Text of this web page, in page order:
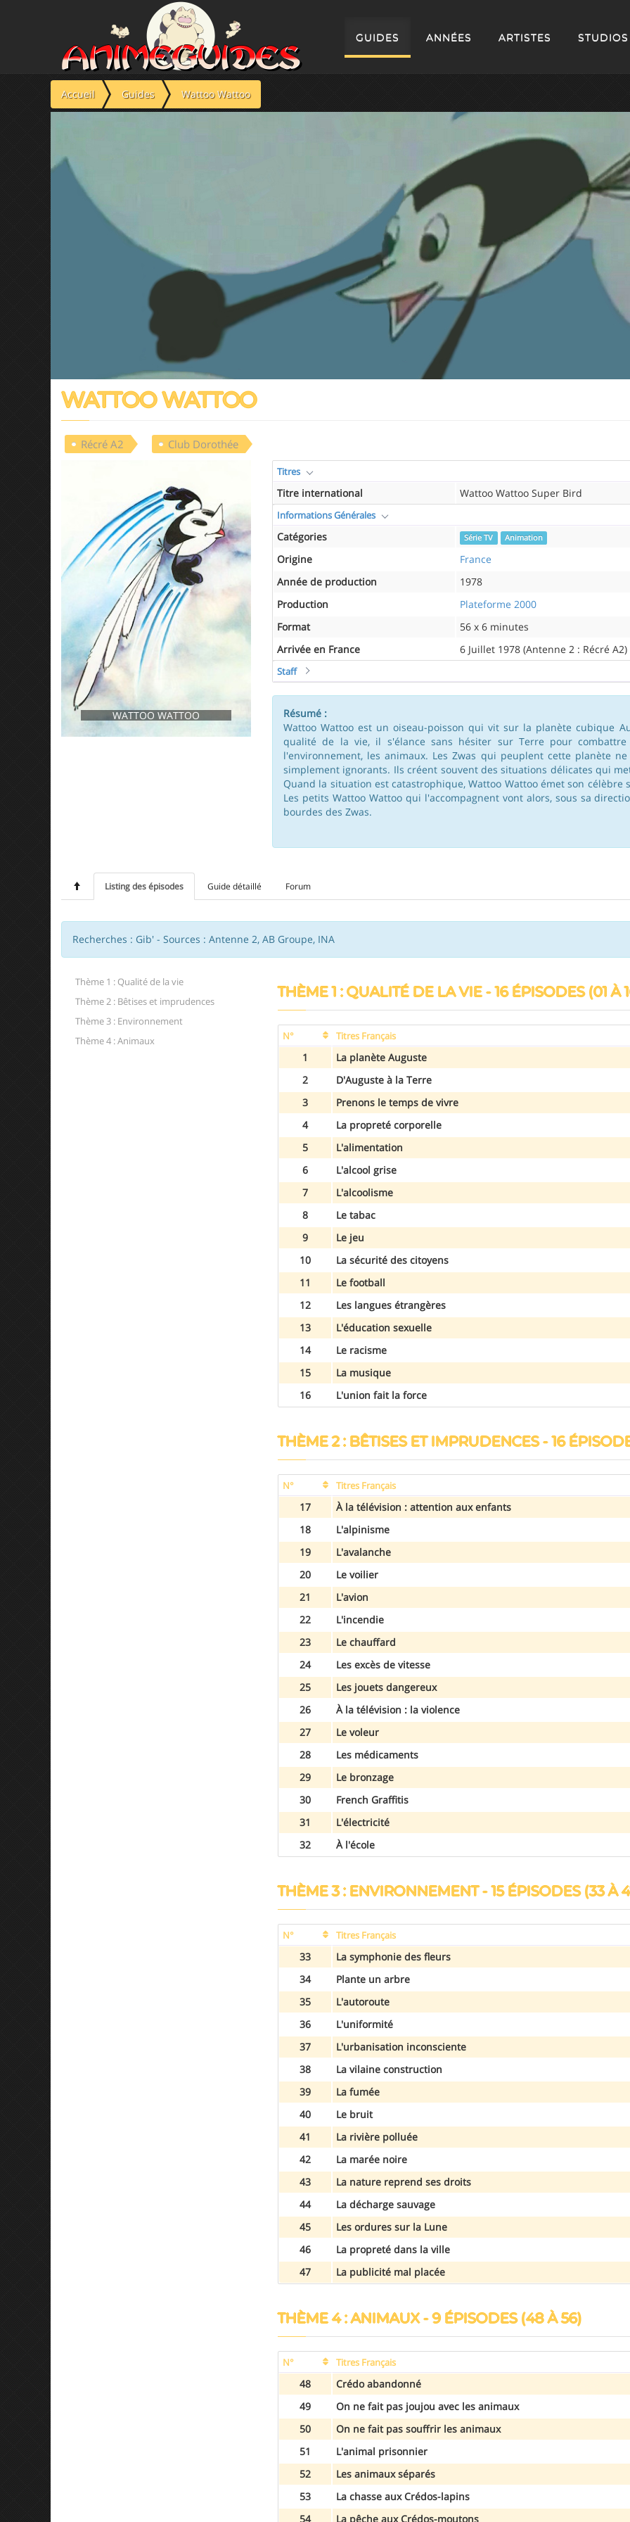
GUIDES ANNÉES ARTISTES STUDIOS
Accueil Guides Wattoo Wattoo
WATTOO WATTOO
Récré A2 Club Dorothée
WATTOO WATTOO
Titres
Titre international Wattoo Wattoo Super Bird
Informations Générales
Catégories Série TV Animation
Origine
France
Année de production
1978
Production
Plateforme 2000
Format
56 x 6 minutes
Arrivée en France
6 Juillet 1978 (Antenne 2 : Récré A2)
Staff
Résumé :
Wattoo Wattoo est un oiseau-poisson qui vit sur la planète cubique
qualité de la vie, il s'élance sans hésiter sur Terre pour
l'environnement, les animaux. Les Zwas qui peuplent cette planète
simplement ignorants. Ils créent souvent des situations délicates qui
Quand la situation est catastrophique, Wattoo Wattoo émet son célèbre
Les petits Wattoo Wattoo qui l'accompagnent vont alors, sous sa
bourdes des Zwas.
Listing des épisodes Guide détaillé Forum
Recherches : Gib' - Sources : Antenne 2, AB Groupe, INA
Thème 1 : Qualité de la vie
Thème 2 : Bêtises et imprudences
Thème 3 : Environnement
Thème 4 : Animaux
THÈME 1 : QUALITÉ DE LA VIE - 16 ÉPISODES (01 À
N° Titres Français
1
La planète Auguste
2
D'Auguste à la Terre
3
Prenons le temps de vivre
4
La propreté corporelle
5
L'alimentation
6
L'alcool grise
7
L'alcoolisme
8
Le tabac
9
Le jeu
10
La sécurité des citoyens
11
Le football
12
Les langues étrangères
13
L'éducation sexuelle
14
Le racisme
15
La musique
16
L'union fait la force
THÈME 2 : BÊTISES ET IMPRUDENCES - 16
N° Titres Français
17
À la télévision : attention aux enfants
18
L'alpinisme
19
L'avalanche
20
Le voilier
21
L'avion
22
L'incendie
23
Le chauffard
24
Les excès de vitesse
25
Les jouets dangereux
26
À la télévision : la violence
27
Le voleur
28
Les médicaments
29
Le bronzage
30
French Graffitis
31
L'électricité
32
À l'école
THÈME 3 : ENVIRONNEMENT - 15 ÉPISODES (33 À
N° Titres Français
33
La symphonie des fleurs
34
Plante un arbre
35
L'autoroute
36
L'uniformité
37
L'urbanisation inconsciente
38
La vilaine construction
39
La fumée
40
Le bruit
41
La rivière polluée
42
La marée noire
43
La nature reprend ses droits
44
La décharge sauvage
45
Les ordures sur la Lune
46
La propreté dans la ville
47
La publicité mal placée
THÈME 4 : ANIMAUX - 9 ÉPISODES (48 À 56)
N° Titres Français
48
Crédo abandonné
49
On ne fait pas joujou avec les animaux
50
On ne fait pas souffrir les animaux
51
L'animal prisonnier
52
Les animaux séparés
53
La chasse aux Crédos-lapins
54
La pêche aux Crédos-moutons